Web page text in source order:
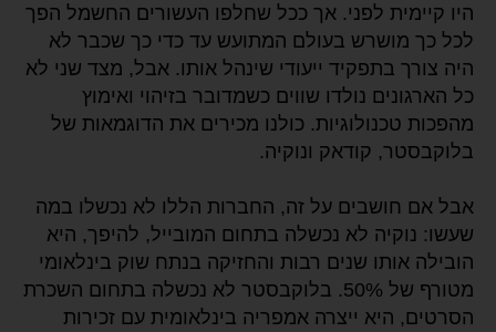
היו קיימית לפני. אך ככל שחלפו העשורים החשמל הפך
לכל כך מושרש בעולם המתועש עד כדי כך שכבר לא
היה צורך בתפקיד ייעודי שינהל אותו. אבל, מצד שני לא
כל הארגונים נולדו שווים כשמדובר בזיהוי ואימוץ
מהפכות טכנולוגיות. כולנו מכירים את הדוגמאות של
בלוקבסטר, קודאק ונוקיה.
אבל אם חושבים על זה, החברות הללו לא נכשלו במה
שעשו: נוקיה לא נכשלה בתחום המובייל, להיפך, היא
הובילה אותו שנים רבות והחזיקה בנתח שוק בינלאומי
מטורף של 50%. בלוקבסטר לא נכשלה בתחום השכרת
הסרטים, היא ייצרה אמפריה בינלאומית עם זכירות